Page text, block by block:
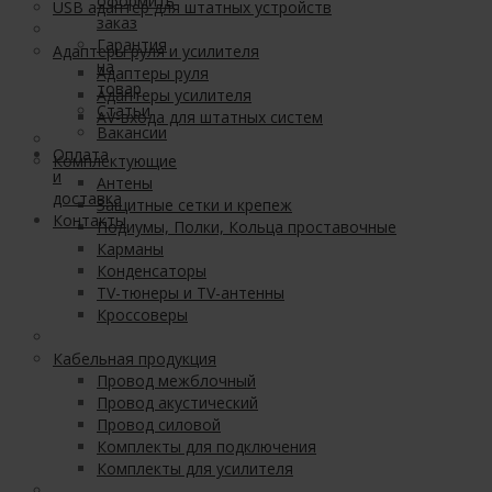
заказ
Гарантия
на
товар
Статьи
Вакансии
Оплата
и
доставка
Контакты
USB адаптер для штатных устройств
Адаптеры руля и усилителя
Адаптеры руля
Адаптеры усилителя
AV-входа для штатных систем
Комплектующие
Антены
Защитные сетки и крепеж
Подиумы, Полки, Кольца проставочные
Карманы
Конденсаторы
TV-тюнеры и TV-антенны
Кроссоверы
Кабельная продукция
Провод межблочный
Провод акустический
Провод силовой
Комплекты для подключения
Комплекты для усилителя